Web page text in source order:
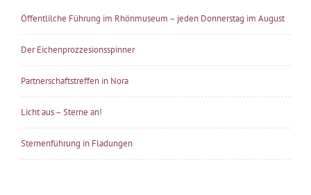
Öffentlilche Führung im Rhönmuseum – jeden Donnerstag im August
Der Eichenprozzesionsspinner
Partnerschaftstreffen in Nora
Licht aus – Sterne an!
Sternenführung in Fladungen